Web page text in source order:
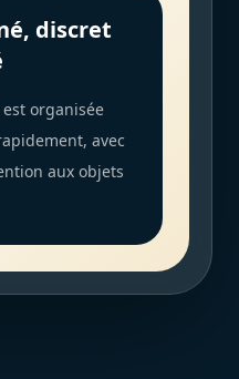
discret
organisée
avec
aux objets